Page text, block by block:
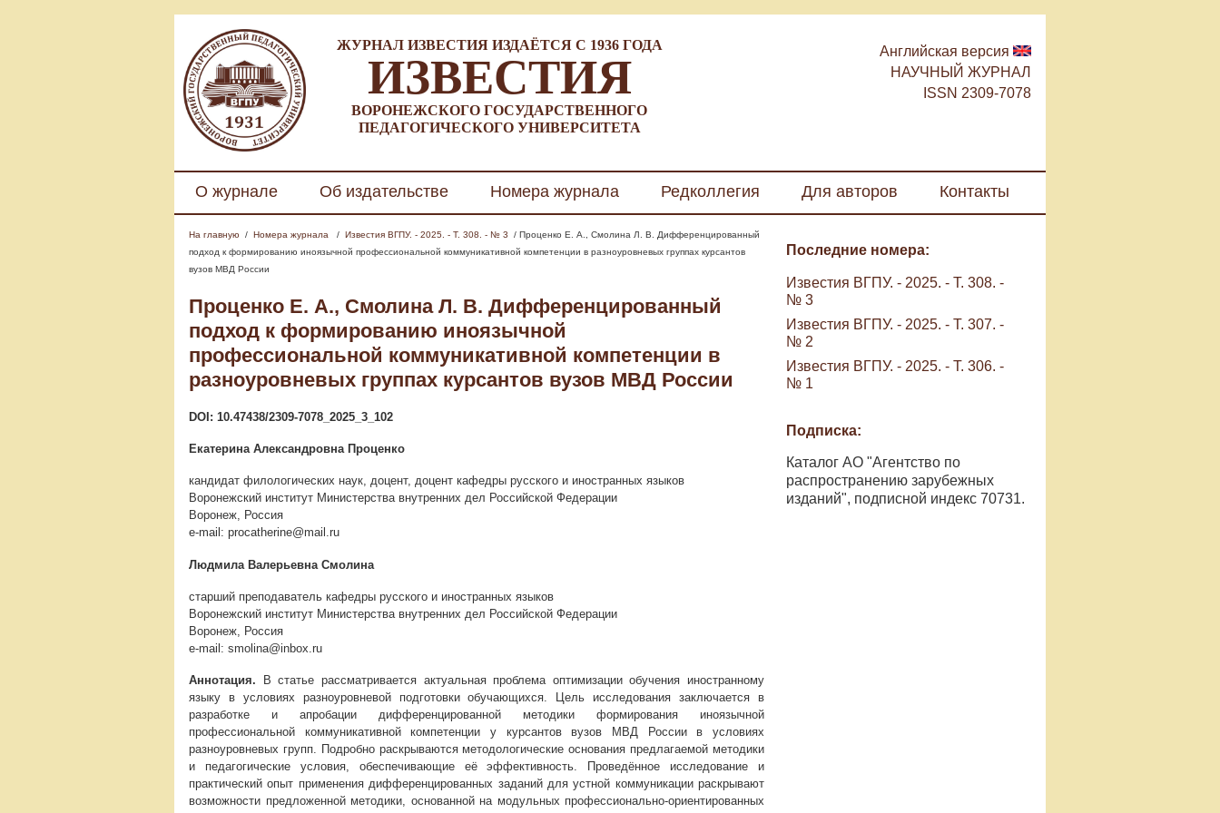
ЖУРНАЛ ИЗВЕСТИЯ ИЗДАЁТСЯ С 1936 ГОДА
ИЗВЕСТИЯ
ВОРОНЕЖСКОГО ГОСУДАРСТВЕННОГО
ПЕДАГОГИЧЕСКОГО УНИВЕРСИТЕТА
Английская версия
НАУЧНЫЙ ЖУРНАЛ
ISSN 2309-7078
О журнале Об издательстве Номера журнала Редколлегия Для авторов Контакты
На главную / Номера журнала / Известия ВГПУ. - 2025. - Т. 308. - № 3
/ Проценко Е. А., Смолина Л. В. Дифференцированный
подход к формированию иноязычной профессиональной коммуникативной компетенции в разноуровневых группах курсантов
вузов МВД России
Проценко Е. А., Смолина Л. В. Дифференцированный
подход к формированию иноязычной
профессиональной коммуникативной компетенции в
разноуровневых группах курсантов вузов МВД России
DOI: 10.47438/2309-7078_2025_3_102
Екатерина Александровна Проценко
кандидат филологических наук, доцент, доцент кафедры русского и иностранных языков
Воронежский институт Министерства внутренних дел Российской Федерации
Воронеж, Россия
e-mail: procatherine@mail.ru
Людмила Валерьевна Смолина
старший преподаватель кафедры русского и иностранных языков
Воронежский институт Министерства внутренних дел Российской Федерации
Воронеж, Россия
e-mail: smolina@inbox.ru
Аннотация.
В статье рассматривается актуальная проблема оптимизации обучения иностранному
языку в условиях разноуровневой подготовки обучающихся. Цель исследования заключается в
разработке и апробации дифференцированной методики формирования иноязычной
профессиональной коммуникативной компетенции у курсантов вузов МВД России в условиях
разноуровневых групп. Подробно раскрываются методологические основания предлагаемой методики
и педагогические условия, обеспечивающие её эффективность. Проведённое исследование и
практический опыт применения дифференцированных заданий для устной коммуникации раскрывают
возможности предложенной методики, основанной на модульных профессионально-ориентированных
Последние номера:
Известия ВГПУ. - 2025. - Т. 308. -
№ 3
Известия ВГПУ. - 2025. - Т. 307. -
№ 2
Известия ВГПУ. - 2025. - Т. 306. -
№ 1
Подписка:
Каталог АО "Агентство по
распространению зарубежных
изданий", подписной индекс 70731.